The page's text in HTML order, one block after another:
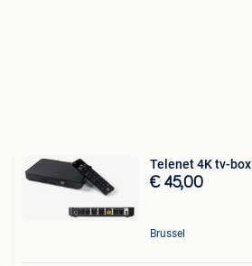
Telenet 4K tv-box
€ 45,00
Brussel